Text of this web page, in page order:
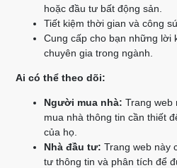
hoặc đầu tư bất động sản.
Tiết kiệm thời gian và công
Cung cấp cho bạn những lời
chuyên gia trong ngành.
Ai có thể theo dõi:
Người mua nhà: Trang web
mua nhà thông tin cần thiết
của họ.
Nhà đầu tư: Trang web này
tư thông tin và phân tích để